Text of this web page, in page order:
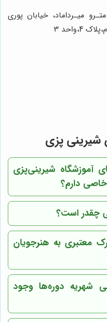
میـرداماد، خیابان پوری
3
شیرینی پزی
آموزشگاه شیرینی‌پزی
خاصی دارم؟
چقدر است؟
معتبری به هنرجویان
شهریه دوره‌ها وجود